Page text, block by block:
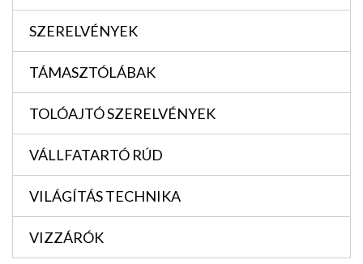
SZERELVÉNYEK
TÁMASZTÓLÁBAK
TOLÓAJTÓ SZERELVÉNYEK
VÁLLFATARTÓ RÚD
VILÁGÍTÁS TECHNIKA
VIZZÁRÓK